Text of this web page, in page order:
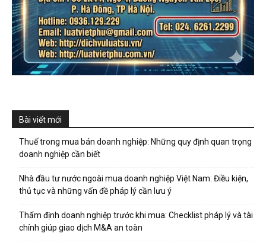
Bài viết mới
Thuế trong mua bán doanh nghiệp: Những quy định quan trọng
doanh nghiệp cần biết
Nhà đầu tư nước ngoài mua doanh nghiệp Việt Nam: Điều kiện,
thủ tục và những vấn đề pháp lý cần lưu ý
Thẩm định doanh nghiệp trước khi mua: Checklist pháp lý và tài
chính giúp giao dịch M&A an toàn